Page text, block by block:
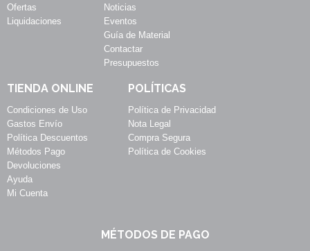
Ofertas
Liquidaciones
Noticias
Eventos
Guía de Material
Contactar
Presupuestos
TIENDA ONLINE
Condiciones de Uso
Gastos Envío
Política Descuentos
Métodos Pago
Devoluciones
Ayuda
Mi Cuenta
POLÍTICAS
Política de Privacidad
Nota Legal
Compra Segura
Política de Cookies
MÉTODOS DE PAGO